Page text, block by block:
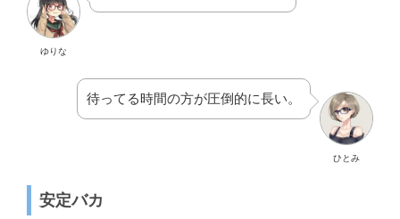
ゆりな
ひとみ
待ってる時間の方が圧倒的に長い。
安定バカ